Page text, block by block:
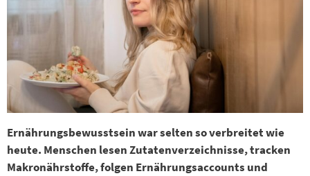
Ernährungsbewusstsein war selten so verbreitet wie
heute. Menschen lesen Zutatenverzeichnisse, tracken
Makronährstoffe, folgen Ernährungsaccounts und